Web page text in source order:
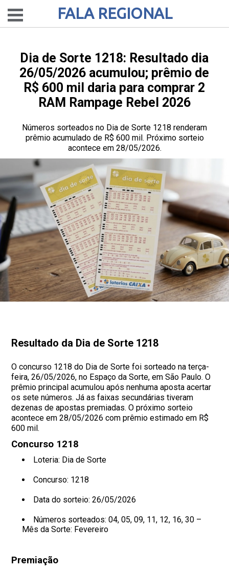
FALA REGIONAL
Dia de Sorte 1218: Resultado dia
26/05/2026 acumulou; prêmio de
R$ 600 mil daria para comprar 2
RAM Rampage Rebel 2026
Números sorteados no Dia de Sorte 1218 renderam
prêmio acumulado de R$ 600 mil. Próximo sorteio
acontece em 28/05/2026.
Resultado da Dia de Sorte 1218
O concurso 1218 do Dia de Sorte foi sorteado na terça-
feira, 26/05/2026, no Espaço da Sorte, em São Paulo. O
prêmio principal acumulou após nenhuma aposta acertar
os sete números. Já as faixas secundárias tiveram
dezenas de apostas premiadas. O próximo sorteio
acontece em 28/05/2026 com prêmio estimado em R$
600 mil.
Concurso 1218
Loteria: Dia de Sorte
Concurso: 1218
Data do sorteio: 26/05/2026
Números sorteados: 04, 05, 09, 11, 12, 16, 30 –
Mês da Sorte: Fevereiro
Premiação